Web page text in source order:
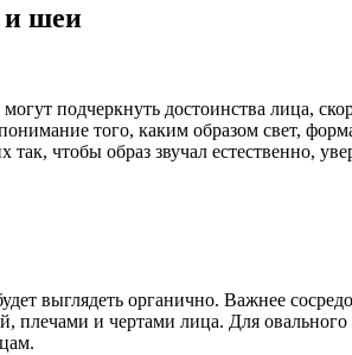
и шеи
подчеркнуть достоинства лица,
того, каким образом свет,
чтобы образ звучал естественно,
выглядеть органично. Важнее
и чертами лица. Для